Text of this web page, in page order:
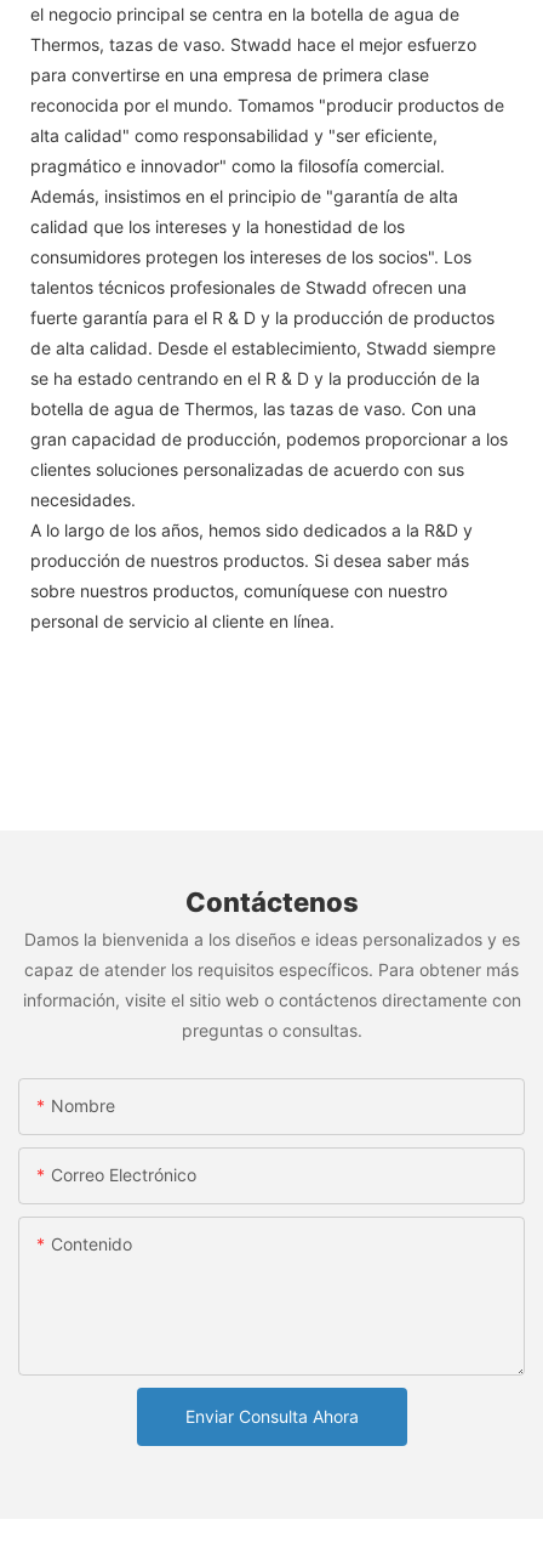
el negocio principal se centra en la botella de agua de
Thermos, tazas de vaso. Stwadd hace el mejor esfuerzo
para convertirse en una empresa de primera clase
reconocida por el mundo. Tomamos "producir productos de
alta calidad" como responsabilidad y "ser eficiente,
pragmático e innovador" como la filosofía comercial.
Además, insistimos en el principio de "garantía de alta
calidad que los intereses y la honestidad de los
consumidores protegen los intereses de los socios". Los
talentos técnicos profesionales de Stwadd ofrecen una
fuerte garantía para el R & D y la producción de productos
de alta calidad. Desde el establecimiento, Stwadd siempre
se ha estado centrando en el R & D y la producción de la
botella de agua de Thermos, las tazas de vaso. Con una
gran capacidad de producción, podemos proporcionar a los
clientes soluciones personalizadas de acuerdo con sus
necesidades.
A lo largo de los años, hemos sido dedicados a la R&D y
producción de nuestros productos. Si desea saber más
sobre nuestros productos, comuníquese con nuestro
personal de servicio al cliente en línea.
Contáctenos
Damos la bienvenida a los diseños e ideas personalizados y es
capaz de atender los requisitos específicos. Para obtener más
información, visite el sitio web o contáctenos directamente con
preguntas o consultas.
Nombre
Correo Electrónico
Contenido
Enviar Consulta Ahora